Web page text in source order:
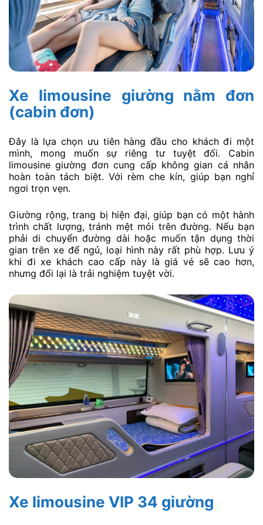
Xe limousine giường nằm đơn
(cabin đơn)
Đây là lựa chọn ưu tiên hàng đầu cho khách đi một
mình, mong muốn sự riêng tư tuyệt đối. Cabin
limousine giường đơn cung cấp không gian cá nhân
hoàn toàn tách biệt. Với rèm che kín, giúp bạn nghỉ
ngơi trọn vẹn.
Giường rộng, trang bị hiện đại, giúp bạn có một hành
trình chất lượng, tránh mệt mỏi trên đường. Nếu bạn
phải di chuyển đường dài hoặc muốn tận dụng thời
gian trên xe để ngủ, loại hình này rất phù hợp. Lưu ý
khi đi xe khách cao cấp này là giá vé sẽ cao hơn,
nhưng đổi lại là trải nghiệm tuyệt vời.
Xe limousine VIP 34 giường